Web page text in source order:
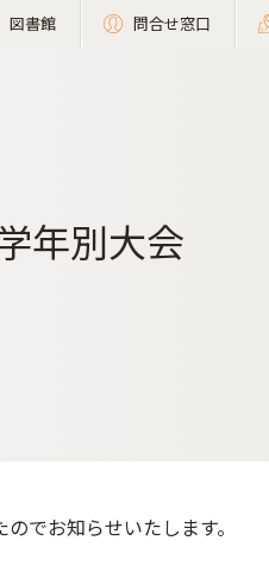
図書館 問合せ窓口
年別大会
でお知らせいたします。